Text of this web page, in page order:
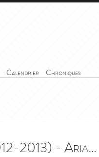
Calendrier Chroniques
Ariane à Naxos - Opéra de Vienne (2012-2013) - Ariadne auf Naxos - Wiener Staatsoper (2012-2013)